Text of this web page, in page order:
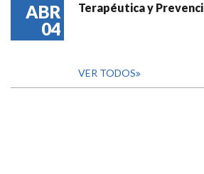
ABR
04
Terapéutica y
VER TODOS